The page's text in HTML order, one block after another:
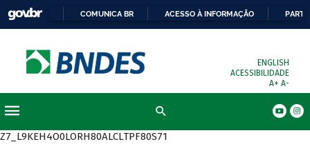
COMUNICA BR ACESSO À INFORMAÇÃO
ENGLISH
ACESSIBILIDADE
A+ A-
Z7_L9KEH4O0LORH80ALCLTPF80S71